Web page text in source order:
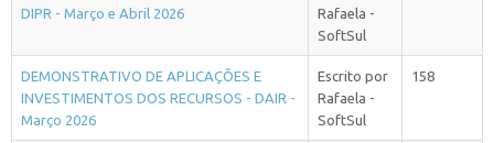
DIPR - Março e Abril 2026
Rafaela -
SoftSul
DEMONSTRATIVO DE APLICAÇÕES E
INVESTIMENTOS DOS RECURSOS - DAIR -
Março 2026
Escrito por
Rafaela -
SoftSul
158